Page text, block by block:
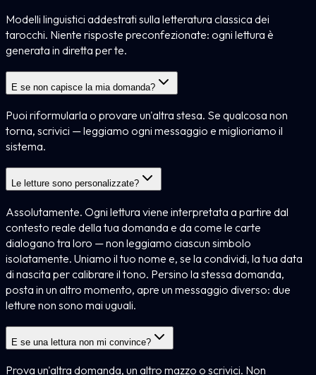
Modelli linguistici addestrati sulla letteratura classica dei
tarocchi. Niente risposte preconfezionate: ogni lettura è
generata in diretta per te.
E se non capisce la mia domanda?
Puoi riformularla o provare un'altra stesa. Se qualcosa non
torna, scrivici — leggiamo ogni messaggio e miglioriamo il
sistema.
Le letture sono personalizzate?
Assolutamente. Ogni lettura viene interpretata a partire dal
contesto reale della tua domanda e da come le carte
dialogano tra loro — non leggiamo ciascun simbolo
isolatamente. Uniamo il tuo nome e, se la condividi, la tua data
di nascita per calibrare il tono. Persino la stessa domanda,
posta in un altro momento, apre un messaggio diverso: due
letture non sono mai uguali.
E se una lettura non mi convince?
Prova un'altra domanda, un altro mazzo o scrivici. Non